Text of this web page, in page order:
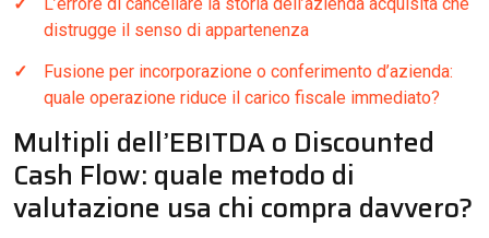
distrugge il senso di appartenenza
Fusione per incorporazione o conferimento d’azienda:
quale operazione riduce il carico fiscale immediato?
Multipli dell’EBITDA o Discounted
Cash Flow: quale metodo di
valutazione usa chi compra davvero?